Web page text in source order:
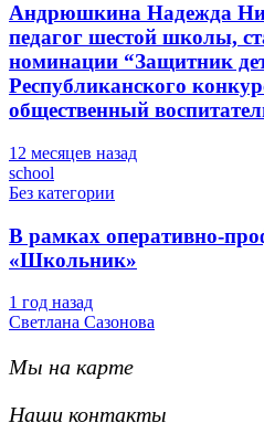
Андрюшкина Надежда
педагог шестой школы,
номинации “Защитник
Республиканского
общественный
12 месяцев назад
school
Без категории
В рамках оперативно-
«Школьник»
1 год назад
Светлана Сазонова
Мы на карте
Наши контакты